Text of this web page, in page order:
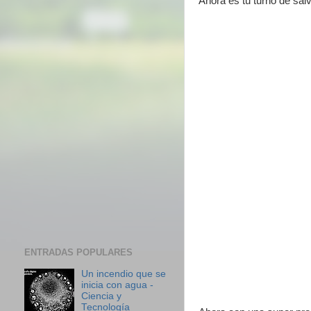
ENTRADAS POPULARES
Un incendio que se
inicia con agua -
Ciencia y
Tecnología